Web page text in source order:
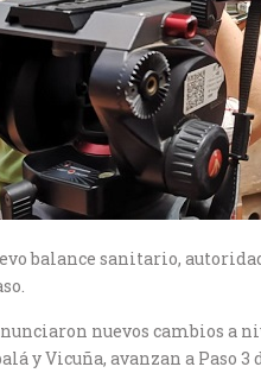
balance sanitario,
nuevos cambios a
y Vicuña, avanzan a Paso